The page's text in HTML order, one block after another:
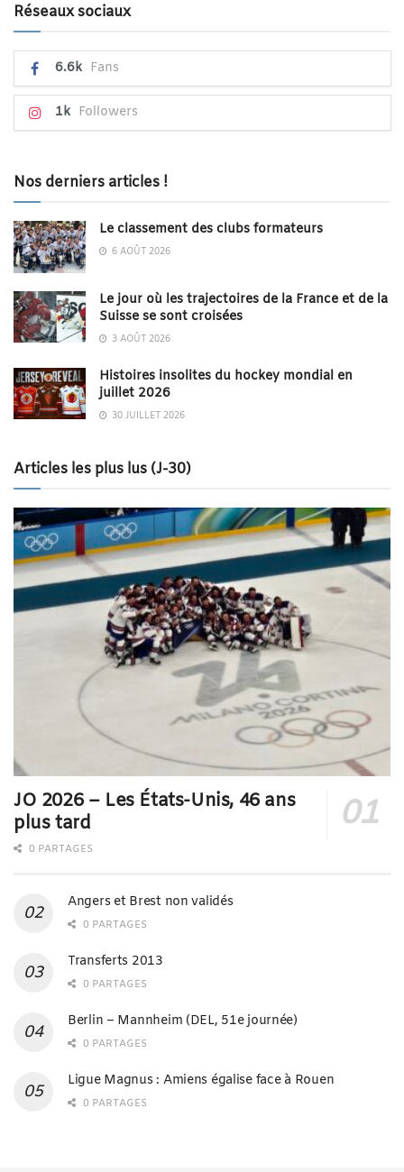
Réseaux sociaux
6.6k Fans
1k Followers
Nos derniers articles !
Le classement des clubs formateurs
6 AOÛT 2026
Le jour où les trajectoires de la France et de la
Suisse se sont croisées
3 AOÛT 2026
Histoires insolites du hockey mondial en
juillet 2026
30 JUILLET 2026
Articles les plus lus (J-30)
JO 2026 – Les États-Unis, 46 ans
plus tard
0 PARTAGES
Angers et Brest non validés
0 PARTAGES
Transferts 2013
0 PARTAGES
Berlin – Mannheim (DEL, 51e journée)
0 PARTAGES
Ligue Magnus : Amiens égalise face à Rouen
0 PARTAGES